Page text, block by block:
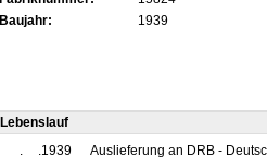
Baujahr:
1939
Lebenslauf
__.__.1939
Auslieferung an DRB -